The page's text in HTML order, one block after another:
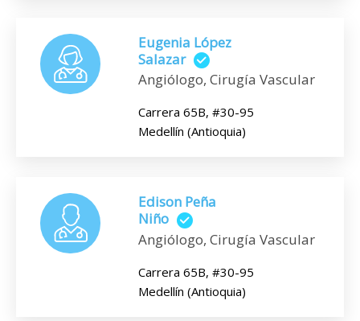
Eugenia López
Salazar
Angiólogo, Cirugía Vascular
Carrera 65B, #30-95
Medellín (Antioquia)
Edison Peña
Niño
Angiólogo, Cirugía Vascular
Carrera 65B, #30-95
Medellín (Antioquia)